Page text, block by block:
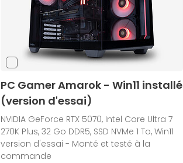
PC Gamer Amarok - Win11 installé
(version d'essai)
NVIDIA GeForce RTX 5070, Intel Core Ultra 7
270K Plus, 32 Go DDR5, SSD NVMe 1 To, Win11
version d'essai - Monté et testé à la
commande